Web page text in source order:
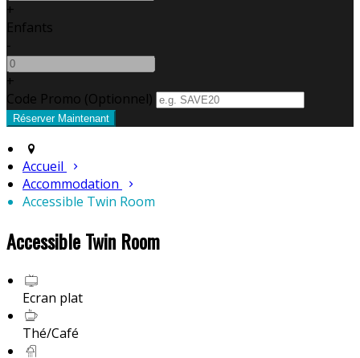
+
Enfants
-
+
Code Promo (Optionnel)
Accueil
Accommodation
Accessible Twin Room
Accessible Twin Room
Ecran plat
Thé/Café